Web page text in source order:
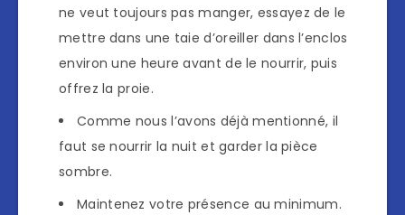
ne veut toujours pas manger, essayez de le
mettre dans une taie d’oreiller dans l’enclos
environ une heure avant de le nourrir, puis
offrez la proie.
Comme nous l’avons déjà mentionné, il
faut se nourrir la nuit et garder la pièce
sombre.
Maintenez votre présence au minimum.